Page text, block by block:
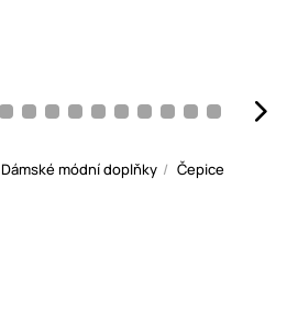
Dámské módní doplňky
Čepice